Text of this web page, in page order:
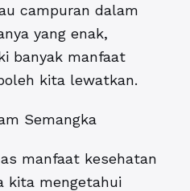
campuran dalam
yang enak,
banyak manfaat
kita lewatkan.
Semangka
manfaat kesehatan
kita mengetahui